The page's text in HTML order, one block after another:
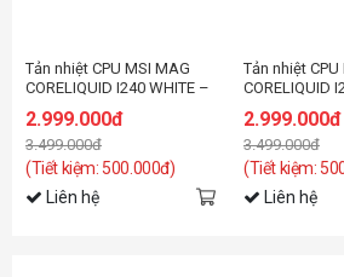
Tản nhiệt CPU MSI MAG
CORELIQUID I240 WHITE –
2.999.000đ
3.499.000đ
(Tiết kiệm: 500.000đ)
Liên hệ
Tản nhiệt CPU
CORELIQUID
2.999.000đ
3.499.000đ
(Tiết kiệm:
Liên hệ